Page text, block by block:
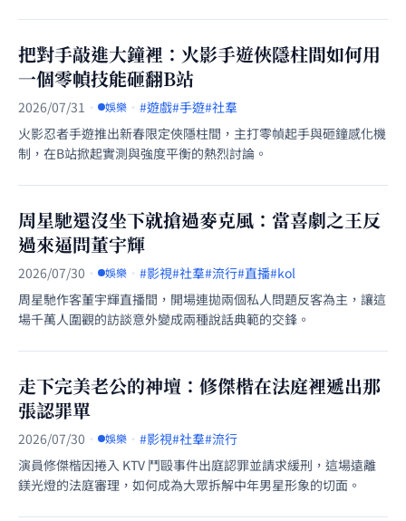
把對手敲進大鐘裡：火影手遊俠隱柱間如何用
一個零幀技能砸翻B站
2026/07/31 · 娛樂 · #遊戲#手遊#社羣
火影忍者手遊推出新春限定俠隱柱間，主打零幀起手與砸鐘感化機
制，在B站掀起實測與強度平衡的熱烈討論。
周星馳還沒坐下就搶過麥克風：當喜劇之王反
過來逼問董宇輝
2026/07/30 · 娛樂 · #影視#社羣#流行#直播#kol
周星馳作客董宇輝直播間，開場連拋兩個私人問題反客為主，讓這
場千萬人圍觀的訪談意外變成兩種說話典範的交鋒。
走下完美老公的神壇：修傑楷在法庭裡遞出那
張認罪單
2026/07/30 · 娛樂 · #影視#社羣#流行
演員修傑楷因捲入 KTV 鬥毆事件出庭認罪並請求緩刑，這場遠離
鎂光燈的法庭審理，如何成為大眾拆解中年男星形象的切面。